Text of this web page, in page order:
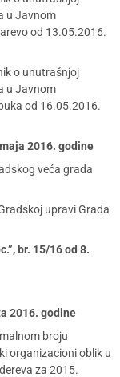
u Javnom
od 13.05.2016.
o unutrašnjoj
u Javnom
od 16.05.2016.
2016. godine
veća grada
upravi Grada
br. 15/16 od 8.
2016. godine
broju
organizacioni oblik u
za 2015.